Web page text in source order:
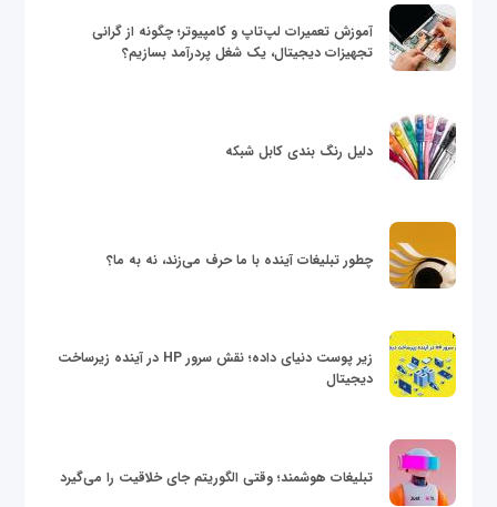
آموزش تعمیرات لپ‌تاپ و کامپیوتر؛ چگونه از گرانی
تجهیزات دیجیتال، یک شغل پردرآمد بسازیم؟
دلیل رنگ بندی کابل شبکه
چطور تبلیغات آینده با ما حرف می‌زند، نه به ما؟
زیر پوست دنیای داده؛ نقش سرور HP در آینده زیرساخت
دیجیتال
تبلیغات هوشمند؛ وقتی الگوریتم جای خلاقیت را می‌گیرد